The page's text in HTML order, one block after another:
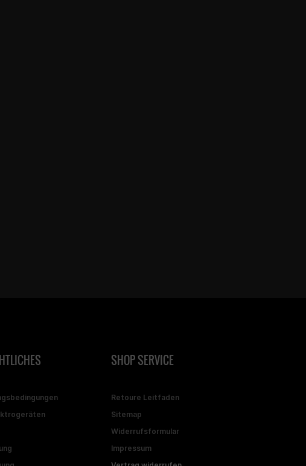
SHOP SERVICE
Retoure Leitfaden
Sitemap
Widerrufsformular
Impressum